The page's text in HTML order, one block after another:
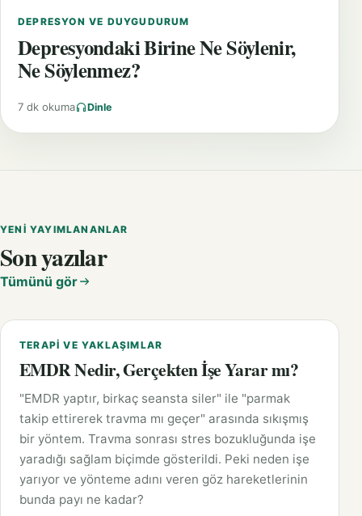
DEPRESYON VE DUYGUDURUM
Depresyondaki Birine Ne Söylenir,
Ne Söylenmez?
7 dk okuma Dinle
YENI YAYIMLANANLAR
Son yazılar
Tümünü gör
TERAPI VE YAKLAŞIMLAR
EMDR Nedir, Gerçekten İşe Yarar mı?
"EMDR yaptır, birkaç seansta siler" ile "parmak
takip ettirerek travma mı geçer" arasında sıkışmış
bir yöntem. Travma sonrası stres bozukluğunda işe
yaradığı sağlam biçimde gösterildi. Peki neden işe
yarıyor ve yönteme adını veren göz hareketlerinin
bunda payı ne kadar?